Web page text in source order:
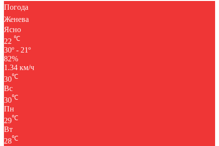
Погода
Женева
Ясно
22 ℃
30º - 21º
82%
1.34 км/ч
30℃
Вс
30℃
Пн
29℃
Вт
28℃